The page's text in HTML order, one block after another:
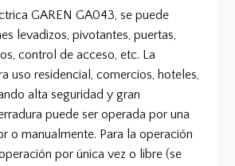
GAREN GA043, se puede
levadizos, pivotantes, puertas,
control de acceso, etc. La
uso residencial, comercios, hoteles,
alta seguridad y gran
puede ser operada por una
o manualmente. Para la operación
por única vez o libre (se